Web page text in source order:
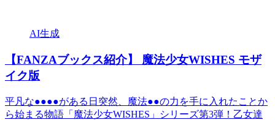
AI生成
【FANZAブックス紹介】 魔法少女WISHES モザ
イク版
平凡な●●●●がある日突然、魔法●●の力を手に入れたことか
ら始まる物語「魔法少女WISHES」シリーズ第3弾！乙女達